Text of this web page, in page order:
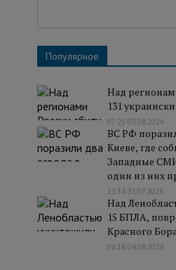
Популярное
Над
131
07:25 03.08.2026
ВС РФ
Киеве, где
Западные
один из них
11:34 31.07.2026
Над
15 БПЛА,
Красного
06:18 04.08.2026